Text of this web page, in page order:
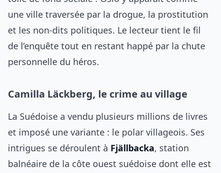
une ville traversée par la drogue, la prostitution
et les non-dits politiques. Le lecteur tient le fil
de l’enquête tout en restant happé par la chute
personnelle du héros.
Camilla Läckberg, le crime au village
La Suédoise a vendu plusieurs millions de livres
et imposé une variante : le polar villageois. Ses
intrigues se déroulent à Fjällbacka, station
balnéaire de la côte ouest suédoise dont elle est